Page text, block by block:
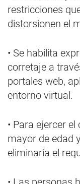
restricciones
distorsionen el
• Se habilita
corretaje a
portales web,
entorno virtual.
• Para ejercer
mayor de edad
eliminaría el